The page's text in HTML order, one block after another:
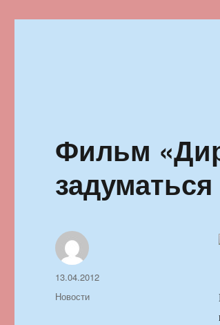
Фильм
задуматься
Автор
Опубликовано
13.04.2012
Рубрики
Новости